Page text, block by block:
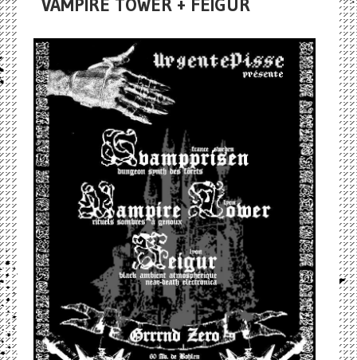
VAMPIRE TOWER + FEIGUR